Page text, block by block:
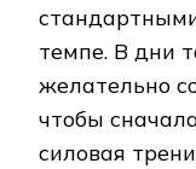
темпе. В дни
желательно
чтобы
силовая